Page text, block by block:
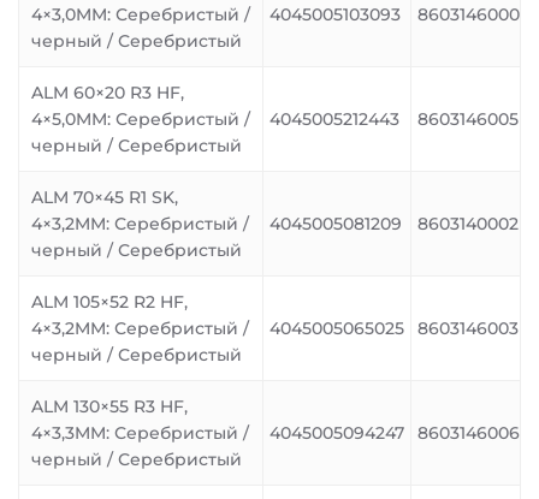
4×3,0MM: Серебристый /
черный / Серебристый
4045005103093 8603146000
ALM 60×20 R3 HF,
4×5,0MM: Серебристый /
черный / Серебристый
4045005212443 8603146005
ALM 70×45 R1 SK,
4×3,2MM: Серебристый /
черный / Серебристый
4045005081209 8603140002
ALM 105×52 R2 HF,
4×3,2MM: Серебристый /
черный / Серебристый
4045005065025 8603146003
ALM 130×55 R3 HF,
4×3,3MM: Серебристый /
черный / Серебристый
4045005094247 8603146006